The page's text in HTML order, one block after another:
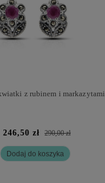
z rubinem i markazytami
246,50 zł 290,00 zł
Dodaj do koszyka